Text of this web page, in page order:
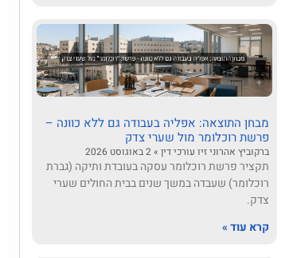
מבחן התוצאה: אפליה בעבודה גם ללא כוונה –
פרשת רוכלומר מול שערי צדק
ברקוביץ אהרוני זיו עורכי דין
תקציר פרשת רוכלומר עסקה בעובדת ותיקה (גברת
רוכלומר) שעבדה במשך שנים בבית החולים שערי
צדק.
קרא עוד »